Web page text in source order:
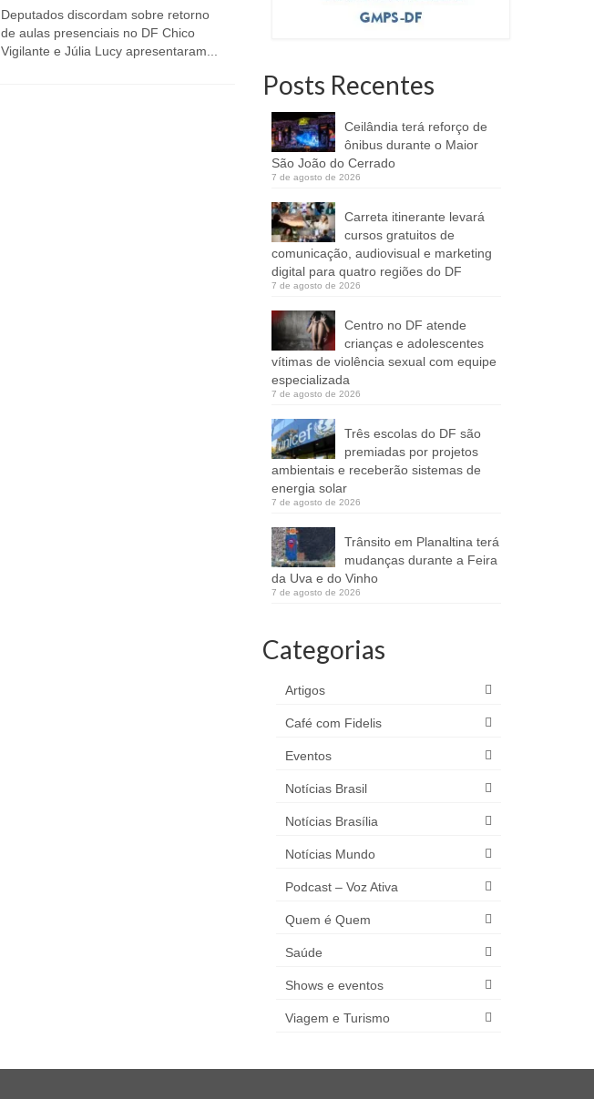
Deputados discordam sobre retorno
de aulas presenciais no DF Chico
Vigilante e Júlia Lucy apresentaram...
Coronel Jorge Eduardo Naime,
Mariana surge como uma voz...
Posts Recentes
Ceilândia terá reforço de
ônibus durante o Maior
São João do Cerrado
7 de agosto de 2026
Carreta itinerante levará
cursos gratuitos de
comunicação, audiovisual e marketing
digital para quatro regiões do DF
7 de agosto de 2026
Centro no DF atende
crianças e adolescentes
vítimas de violência sexual com equipe
especializada
7 de agosto de 2026
Três escolas do DF são
premiadas por projetos
ambientais e receberão sistemas de
energia solar
7 de agosto de 2026
Trânsito em Planaltina terá
mudanças durante a Feira
da Uva e do Vinho
7 de agosto de 2026
Categorias
Artigos
Café com Fidelis
Eventos
Notícias Brasil
Notícias Brasília
Notícias Mundo
Podcast – Voz Ativa
Quem é Quem
Saúde
Shows e eventos
Viagem e Turismo